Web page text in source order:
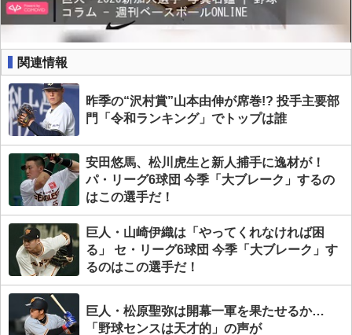
関連情報
昨季の“沢村賞”山本由伸が席巻!? 投手主要部
門「令和ランキング」でトップは誰
安田悠馬、松川虎生と新人捕手に逸材が！
パ・リーグ6球団 今季「大ブレーク」するの
はこの選手だ！
巨人・山崎伊織は「やってくれなければ困
る」 セ・リーグ6球団 今季「大ブレーク」す
るのはこの選手だ！
巨人・松原聖弥は開幕一軍を果たせるか…
「野球センスは天才的」の声が